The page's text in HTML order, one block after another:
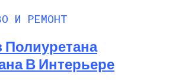
И РЕМОНТ
Полиуретана
В Интерьере